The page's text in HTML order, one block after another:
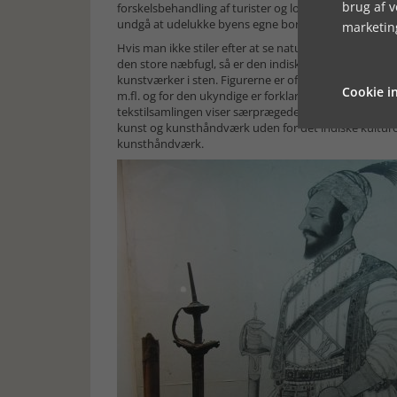
forskelsbehandling af turister og lokale. Meningen
undgå at udelukke byens egne borgere fra
Hvis man ikke stiler efter at se naturhistoriske
den store næbfugl, så er den indiske kunst værd at
kunstværker i sten. Figurerne er oftest relateret til
m.fl. og for den ukyndige er forklaring nødvendig.
tekstilsamlingen viser særprægede våbentyper og
kunst og kunsthåndværk uden for det indiske
kunsthåndværk.
brug af
Cookie